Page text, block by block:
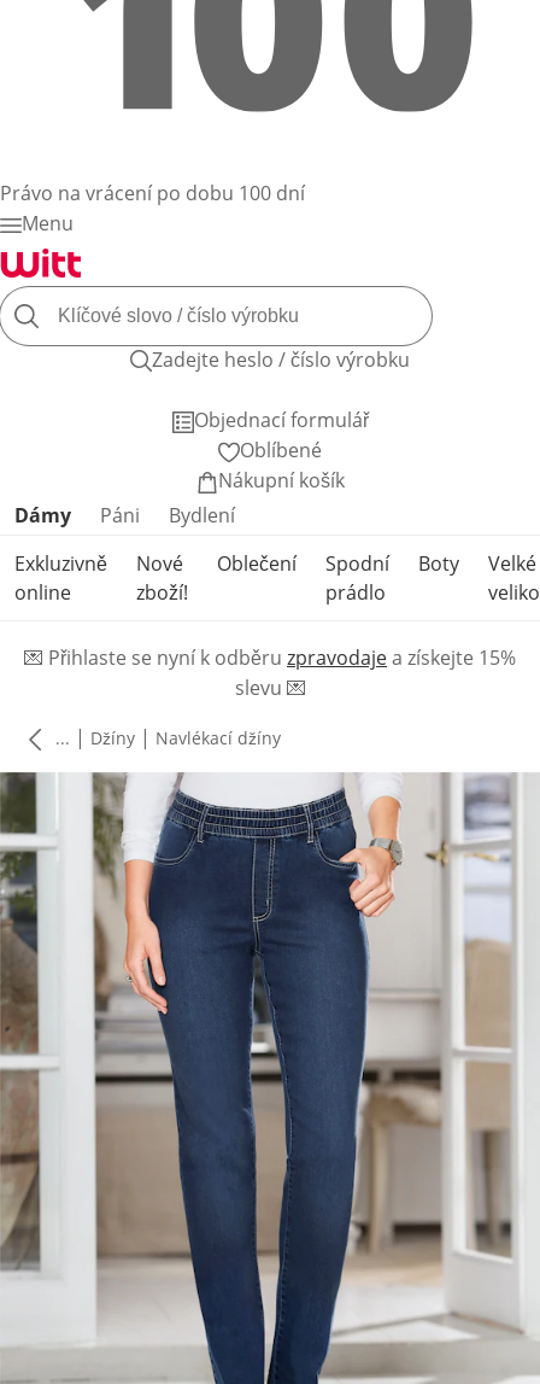
Právo na vrácení po dobu 100 dní
Menu
Zadejte heslo / číslo výrobku
Objednací formulář
Oblíbené
Nákupní košík
Přeskočit kategorie produktů
Dámy Páni
Bydlení
Exkluzivně
online
Nové
zboží!
Oblečení
Spodní
prádlo
Boty
Velké
💌 Přihlaste se nyní k odběru zpravodajea získejte 15%
slevu 💌
... | Džíny | Navlékací džíny